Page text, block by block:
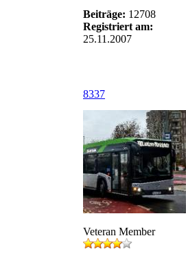
Beiträge: 12708
Registriert am:
25.11.2007
8337
Veteran Member